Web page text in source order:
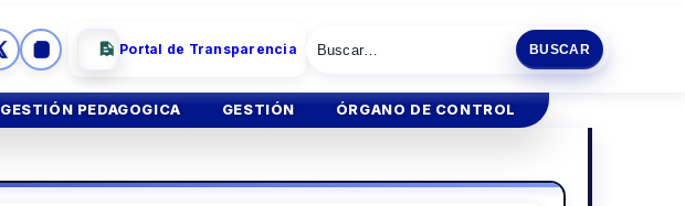
Portal de Transparencia BUSCAR
GESTIÓN PEDAGOGICA GESTIÓN ÓRGANO DE CONTROL